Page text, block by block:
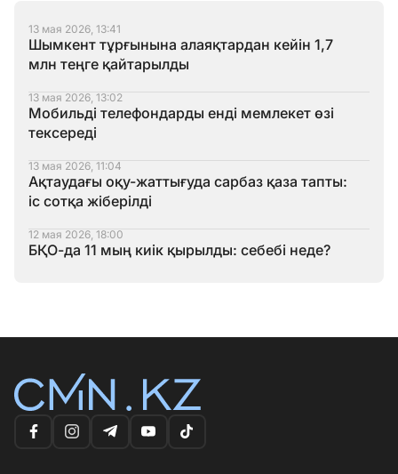
13 мая 2026, 13:41
Шымкент тұрғынына алаяқтардан кейін 1,7
млн теңге қайтарылды
13 мая 2026, 13:02
Мобильді телефондарды енді мемлекет өзі
тексереді
13 мая 2026, 11:04
Ақтаудағы оқу-жаттығуда сарбаз қаза тапты:
іс сотқа жіберілді
12 мая 2026, 18:00
БҚО-да 11 мың киік қырылды: себебі неде?